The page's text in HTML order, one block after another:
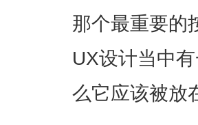
那个最重要的
UX设计当中
么它应该被放